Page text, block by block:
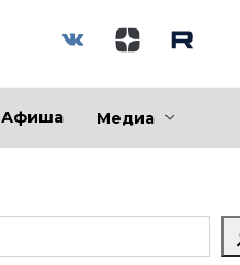
Афиша Медиа